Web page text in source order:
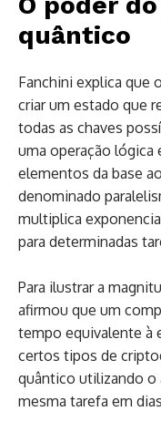
quântico
Fanchini explica que
criar um estado que
todas as chaves
uma operação lógica
elementos da base
denominado
multiplica
para determinadas
Para ilustrar a
afirmou que um
tempo equivalente à
certos tipos de
quântico utilizando o
mesma tarefa em